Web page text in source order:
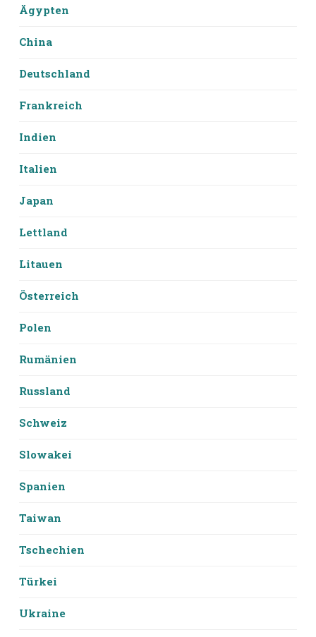
Ägypten
China
Deutschland
Frankreich
Indien
Italien
Japan
Lettland
Litauen
Österreich
Polen
Rumänien
Russland
Schweiz
Slowakei
Spanien
Taiwan
Tschechien
Türkei
Ukraine